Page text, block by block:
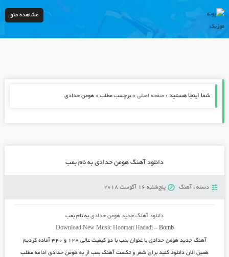
مشاهده منو
شما اینجا هستید : صفحه اصلی» برچسب مطلب » هومن حدادی
دانلود آهنگ هومن حدادی به نام بمب
دسته : آهنگ پنج‌شنبه 16 آگوست 2018
دانلود آهنگ جدید هومن حدادیبه نامبمب
Download New Music Hooman Hadadi– Bomb
آهنگ جدیدهومن حدادی با عنوانبمب با دو کیفیت عالی ۱۲۸ و ۳۲۰ آماده کردیم
همین الان دانلود کنید برای شعر و تکست آهنگ بمب از به هومن حدادی ادامه مطلب